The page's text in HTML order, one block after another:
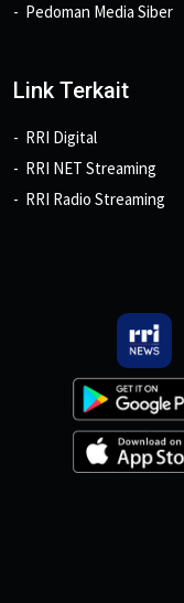
Pedoman Media Siber
Link Terkait
RRI Digital
RRI NET Streaming
RRI Radio Streaming